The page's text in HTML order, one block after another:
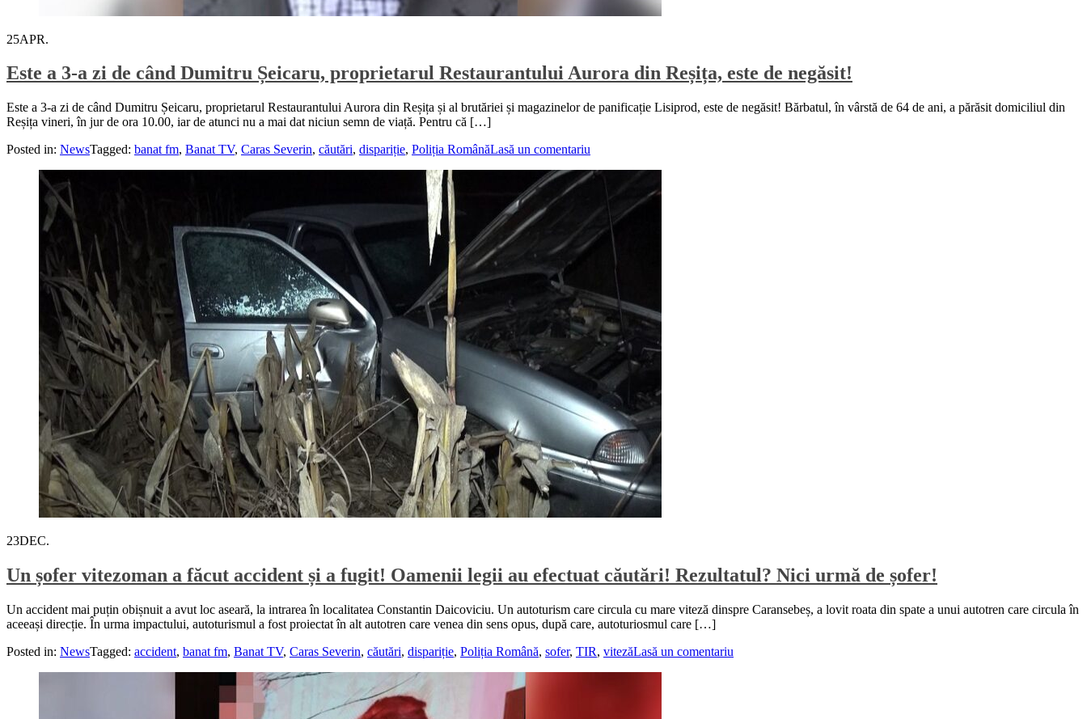
25APR.
Este a 3-a zi de când Dumitru Șeicaru, proprietarul Restaurantului Aurora din Reșița, este de negăsit!
Este a 3-a zi de când Dumitru Șeicaru, proprietarul Restaurantului Aurora din Reșița și al brutăriei și magazinelor de panificație Lisiprod, este de negăsit! Bărbatul, în vârstă de 64 de ani, a părăsit domiciliul din
Reșița vineri, în jur de ora 10.00, iar de atunci nu a mai dat niciun semn de viață. Pentru că […]
Posted in: NewsTagged: banat fm, Banat TV, Caras Severin, căutări, dispariție, Poliția RomânăLasă un comentariu
23DEC.
Un șofer vitezoman a făcut accident și a fugit! Oamenii legii au efectuat căutări! Rezultatul? Nici urmă de șofer!
Un accident mai puțin obișnuit a avut loc aseară, la intrarea în localitatea Constantin Daicoviciu. Un autoturism care circula cu mare viteză dinspre Caransebeș, a lovit roata din spate a unui autotren care circula în
aceeași direcție. În urma impactului, autoturismul a fost proiectat în alt autotren care venea din sens opus, după care, autoturiosmul care […]
Posted in: NewsTagged: accident, banat fm, Banat TV, Caras Severin, căutări, dispariție, Poliția Română, sofer, TIR, vitezăLasă un comentariu